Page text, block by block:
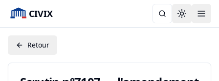
CIVIX Toggle
Retour